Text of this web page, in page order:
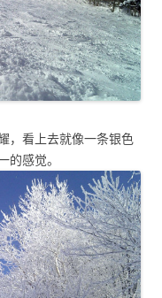
，看上去就像一条银色
感觉。